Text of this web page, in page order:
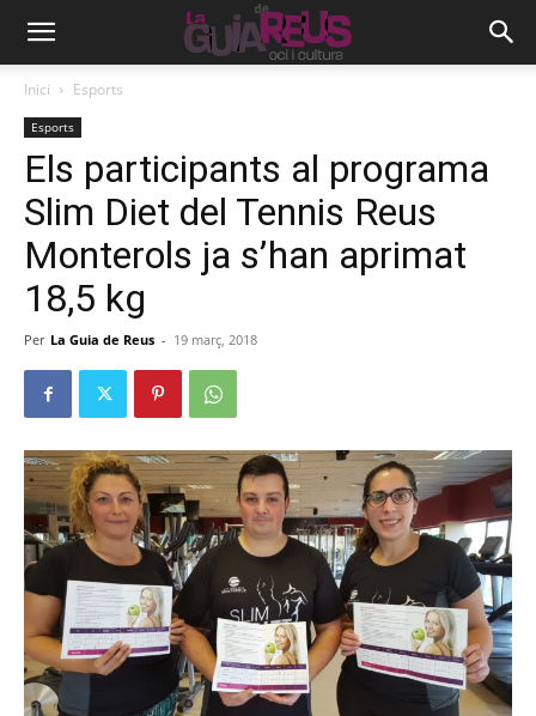
Inici Esports
Esports
Els participants al programa
Slim Diet del Tennis Reus
Monterols ja s’han aprimat
18,5 kg
Per La Guia de Reus - 19 març, 2018